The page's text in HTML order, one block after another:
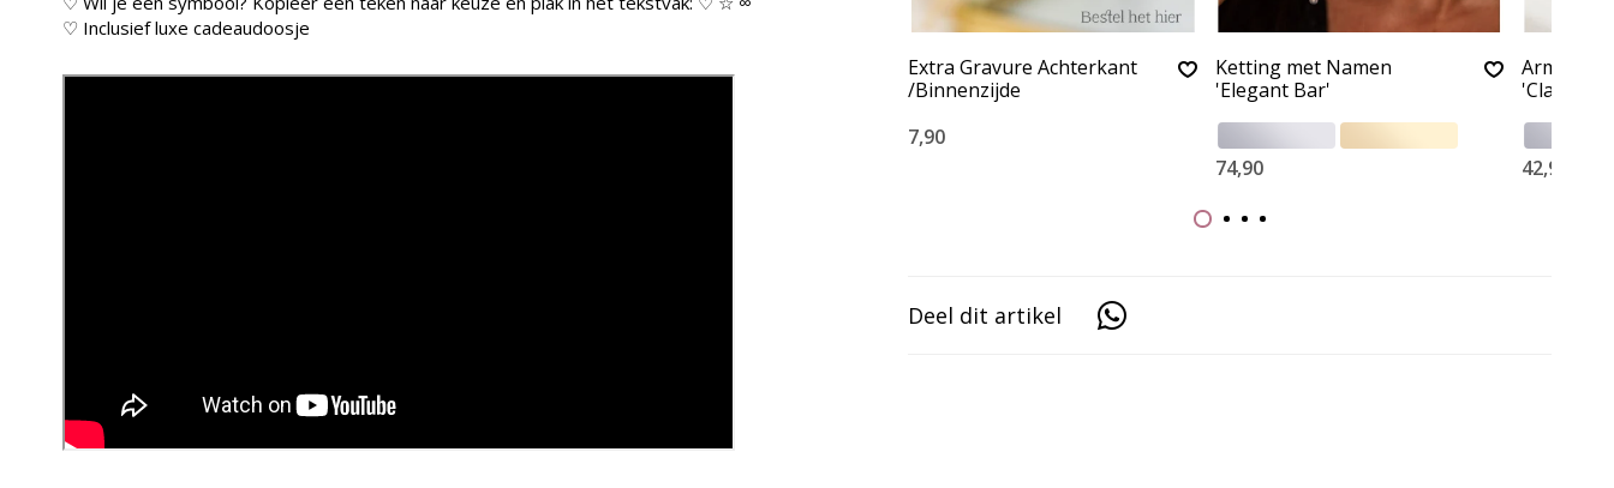
♡ Inclusief luxe cadeaudoosje
Extra Gravure Achterkant
/Binnenzijde
7,90
Ketting met Namen
'Elegant Bar'
74,90
Armband
'Classic
42,90
Deel dit artikel